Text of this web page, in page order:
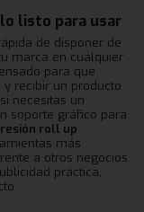
listo para usar
de disponer de
marca en cualquier
para que
recibir un producto
necesitas un
soporte gráfico para
roll up
más
a otros negocios.
práctica,